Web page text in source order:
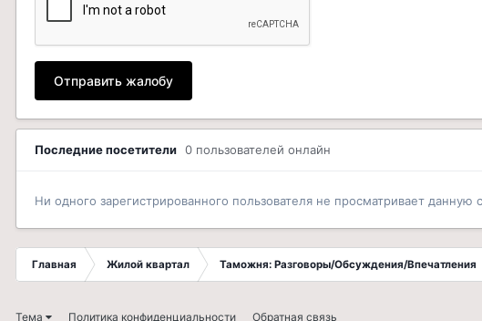
Отправить жалобу
Последние посетители 0 пользователей онлайн
Ни одного зарегистрированного пользователя не просматривает данную
Главная Жилой квартал Таможня: Разговоры/Обсуждения/Впечатления
Тема Политика конфиденциальности Обратная связь